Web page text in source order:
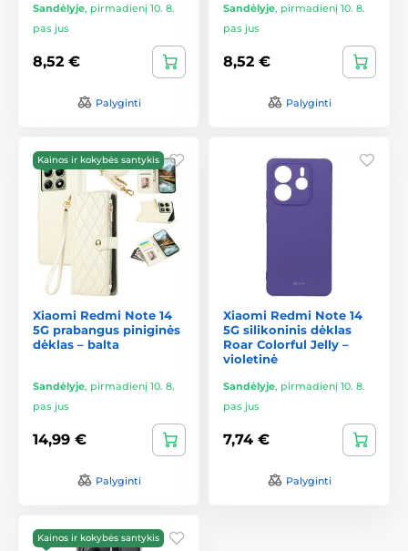
Sandėlyje, pirmadienį 10. 8.
pas jus
8,52 €
Palyginti
Sandėlyje, pirmadienį 10. 8.
pas jus
8,52 €
Palyginti
Kainos ir kokybės santykis
Xiaomi Redmi Note 14
5G prabangus piniginės
dėklas – balta
Sandėlyje, pirmadienį 10. 8.
pas jus
14,99 €
Palyginti
Xiaomi Redmi Note 14
5G silikoninis dėklas
Roar Colorful Jelly –
violetinė
Sandėlyje, pirmadienį 10. 8.
pas jus
7,74 €
Palyginti
Kainos ir kokybės santykis